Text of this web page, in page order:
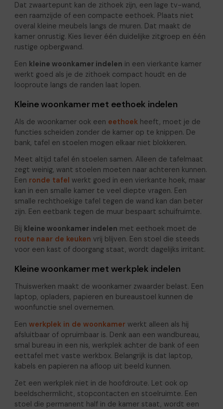
Dat zwaartepunt kan de zithoek zijn, een lage tv-wand,
een raamzijde of een compacte eethoek. Plaats niet
overal kleine meubels langs de muren. Dat maakt de
kamer onrustig. Kies liever één duidelijke zitgroep en één
rustige opbergwand.
Een kleine woonkamer indelen in een vierkante kamer
werkt goed als je de zithoek compact houdt en de
looproute langs de randen laat lopen.
Kleine woonkamer met eethoek indelen
Als de woonkamer ook een eethoek heeft, moet je de
functies scheiden zonder de kamer op te knippen. De
bank, tafel en stoelen mogen elkaar niet blokkeren.
Meet altijd tafel én stoelen samen. Alleen de tafelmaat
zegt weinig, want stoelen moeten naar achteren kunnen.
Een ronde tafel werkt goed in een vierkante hoek, maar
kan in een smalle kamer te veel diepte vragen. Een
smalle rechthoekige tafel tegen de wand kan dan beter
zijn. Een eetbank tegen de muur bespaart schuifruimte.
Bij kleine woonkamer indelen met eethoek moet de
route naar de keuken vrij blijven. Een stoel die steeds
voor een kast of doorgang staat, wordt dagelijks irritant.
Kleine woonkamer met werkplek indelen
Thuiswerken maakt de woonkamer zwaarder belast. Een
laptop, opladers, papieren en bureaustoel kunnen de
woonfunctie snel overnemen.
Een werkplek in de woonkamerwerkt alleen als hij
afsluitbaar of opruimbaar is. Denk aan een wandbureau,
smal bureau in een nis, werkplek achter de bank of een
eettafel met vaste werkbox. Belangrijk is dat laptop,
kabels en papieren na afloop uit beeld kunnen.
Zet een werkplek niet in de hoofdroute. Let ook op
beeldschermlicht, stopcontacten en stoelruimte. Een
stoel die permanent half in de kamer staat, wordt een